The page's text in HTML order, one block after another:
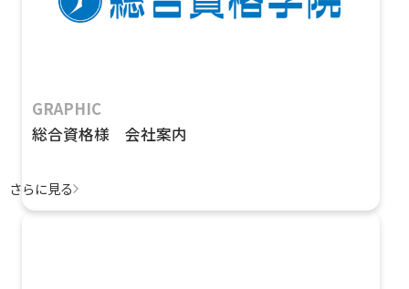
GRAPHIC
総合資格様 会社案内
さらに見る